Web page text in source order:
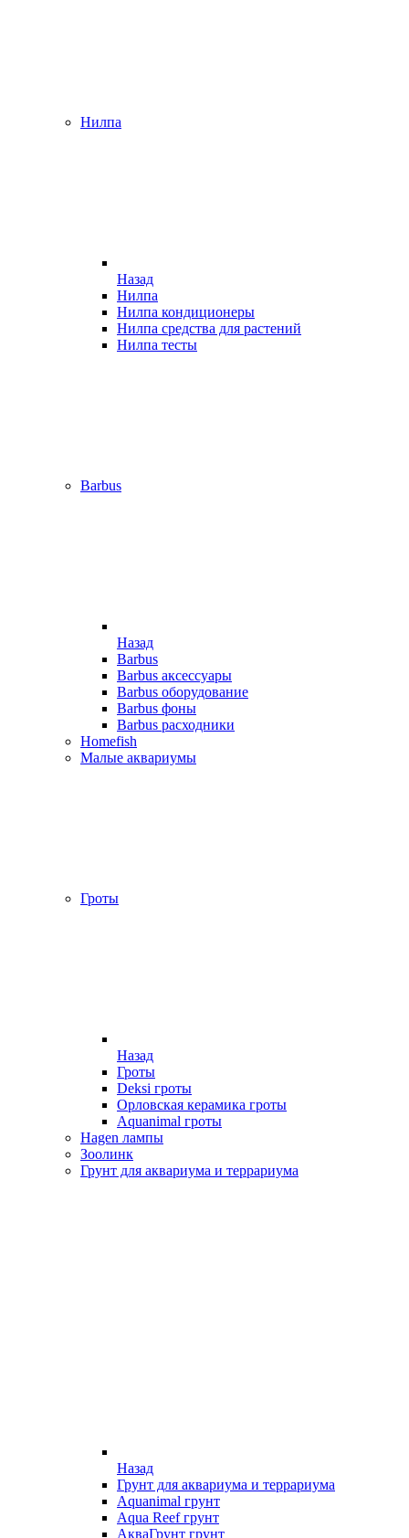
Нилпа
Назад
Нилпа
Нилпа кондиционеры
Нилпа средства для растений
Нилпа тесты
Barbus
Назад
Barbus
Barbus аксессуары
Barbus оборудование
Barbus фоны
Barbus расходники
Homefish
Малые аквариумы
Гроты
Назад
Гроты
Deksi гроты
Орловская керамика гроты
Aquanimal гроты
Hagen лампы
Зоолинк
Грунт для аквариума и террариума
Назад
Грунт для аквариума и террариума
Aquanimal грунт
Aqua Reef грунт
АкваГрунт грунт